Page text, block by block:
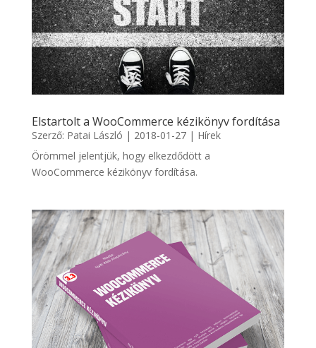
Elstartolt a WooCommerce kézikönyv fordítása
Szerző: Patai László | 2018-01-27| Hírek
Örömmel jelentjük, hogy elkezdődött a
WooCommerce kézikönyv fordítása.